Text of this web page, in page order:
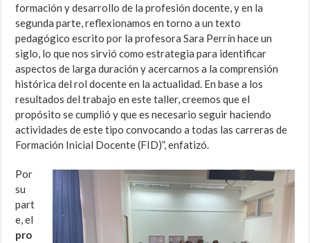
formación y desarrollo de la profesión docente, y en la
segunda parte, reflexionamos en torno a un texto
pedagógico escrito por la profesora Sara Perrín hace un
siglo, lo que nos sirvió como estrategia para identificar
aspectos de larga duración y acercarnos a la comprensión
histórica del rol docente en la actualidad. En base a los
resultados del trabajo en este taller, creemos que el
propósito se cumplió y que es necesario seguir haciendo
actividades de este tipo convocando a todas las carreras de
Formación Inicial Docente (FID)”, enfatizó.
Por
su
part
e, el
pro